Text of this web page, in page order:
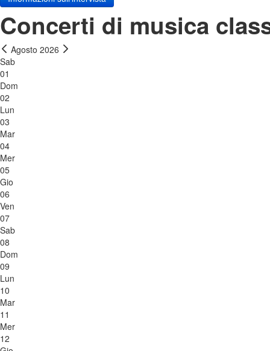
Concerti di musica
Agosto 2026
Sab
01
Dom
02
Lun
03
Mar
04
Mer
05
Gio
06
Ven
07
Sab
08
Dom
09
Lun
10
Mar
11
Mer
12